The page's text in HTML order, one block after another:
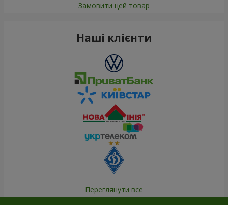
Замовити цей товар
Наші клієнти
Переглянути все